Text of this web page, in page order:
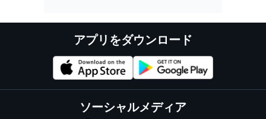
アプリをダウンロード
ソーシャルメディア